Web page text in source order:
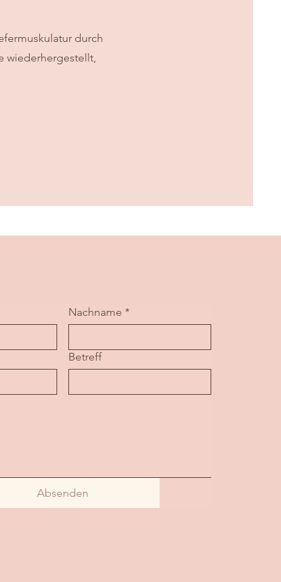
durch
wiederhergestellt,
Nachname *
Betreff
Absenden